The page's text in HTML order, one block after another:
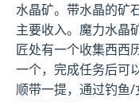
水晶矿。带水晶的矿
主要收入。魔力水晶
匠处有一个收集西西
一个，完成任务后可
顺带一提，通过钓鱼